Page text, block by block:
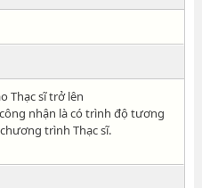
Thạc sĩ trở lên
nhận là có trình độ tương
trình Thạc sĩ.